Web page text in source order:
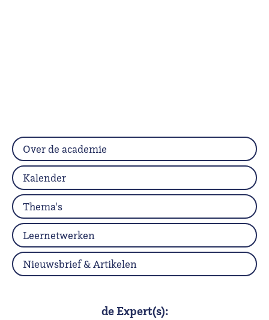
Over de academie
Kalender
Thema's
Leernetwerken
Nieuwsbrief & Artikelen
de Expert(s):